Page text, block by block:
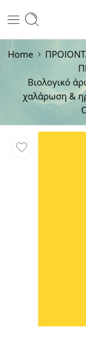
Home
Βιολογικό
χαλάρωση &